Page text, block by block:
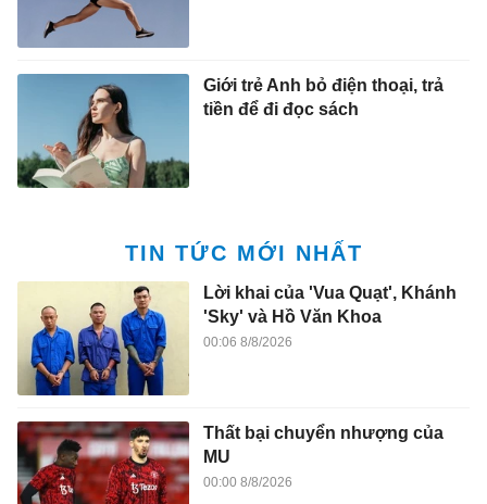
Giới trẻ Anh bỏ điện thoại, trả
tiền để đi đọc sách
TIN TỨC MỚI NHẤT
Lời khai của 'Vua Quạt', Khánh
'Sky' và Hồ Văn Khoa
00:06 8/8/2026
Thất bại chuyển nhượng của
MU
00:00 8/8/2026